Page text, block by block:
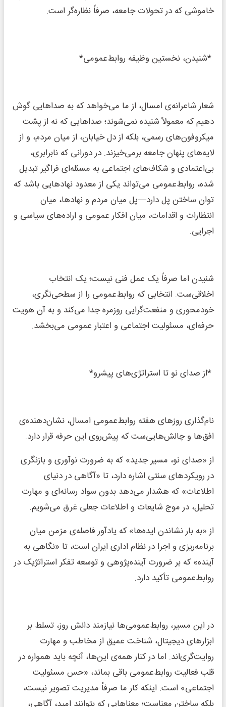
خاموشی که در تحولات جامعه، صرفاً نظاره‌گر است.
*شنیدن، نخستین وظیفه روابط‌عمومی*
شعار شاعرانه‌ی امسال، از ما می‌خواهد که به صداهایی گوش
دهیم که معمولاً شنیده نمی‌شوند؛ صداهایی که نه از پشت
میکروفون‌های رسمی، بلکه از دل خیابان، از میان مردم، و از
لایه‌های پنهان جامعه برمی‌خیزند. در دورانی که نابرابری،
بی‌اعتمادی و شکاف‌های اجتماعی به مسئله‌ای فراگیر تبدیل
شده، روابط‌عمومی می‌تواند یکی از معدود نهادهایی باشد که
توان ساختن پل دارد—پل میان مردم و نهادها، میان
انتظارات و اقدامات، میان افکار عمومی و اراده‌های سیاسی و
اجرایی.
شنیدن اما صرفاً یک عمل فنی نیست؛ یک انتخاب
اخلاقی‌ست. انتخابی که روابط‌عمومی را از سطحی‌نگری،
خودمحوری و منفعت‌گرایی روزمره جدا می‌کند و به آن هویت
حرفه‌ای، مسئولیت اجتماعی و اعتبار عمومی می‌بخشد.
*از صدای نو تا استراتژی‌های پیشرو*
نام‌گذاری روزهای هفته روابط‌عمومی امسال، نشان‌دهنده‌ی
افق‌ها و چالش‌هایی‌ست که پیش‌روی این حرفه قرار دارد.
از «صدای نو، مسیر جدید» که به ضرورت نوآوری و بازنگری
در رویکردهای سنتی اشاره دارد، تا «آگاهی در دنیای
اطلاعات» که هشدار می‌دهد بدون سواد رسانه‌ای و مهارت
تحلیل، در موج شایعات و اطلاعات جعلی غرق می‌شویم.
از «به بار نشاندن ایده‌ها» که یادآور فاصله‌ی مزمن میان
برنامه‌ریزی و اجرا در نظام اداری ایران است، تا «نگاهی به
آینده» که بر ضرورت آینده‌پژوهی و توسعه تفکر استراتژیک در
روابط‌عمومی تأکید دارد.
در این مسیر، روابط‌عمومی‌ها نیازمند دانش روز، تسلط بر
ابزارهای دیجیتال، شناخت عمیق از مخاطب و مهارت
روایت‌گری‌اند. اما در کنار همه‌ی این‌ها، آنچه باید همواره در
قلب فعالیت روابط‌عمومی باقی بماند، «حس مسئولیت
اجتماعی» است. اینکه کار ما صرفاً مدیریت تصویر نیست،
بلکه ساختن معناست؛ معناهایی که بتوانند امید، آگاهی،